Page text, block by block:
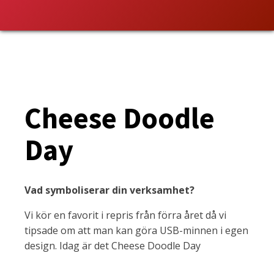
Cheese Doodle
Day
Vad symboliserar din verksamhet?
Vi kör en favorit i repris från förra året då vi
tipsade om att man kan göra USB-minnen i egen
design. Idag är det Cheese Doodle Day